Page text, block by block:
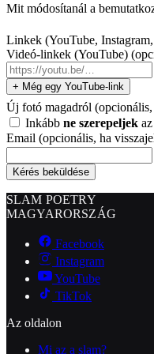
Mit módosítanál a
Linkek (YouTube,
Videó-linkek (YouTube)
+ Még egy YouTube-link
Új fotó magadról
Inkább ne szerepeljek
Email (opcionális, ha
Kérés beküldése
SLAM POETRY
MAGYARORSZÁG
Facebook
Instagram
YouTube
TikTok
Az oldalon
Mi az a slam?